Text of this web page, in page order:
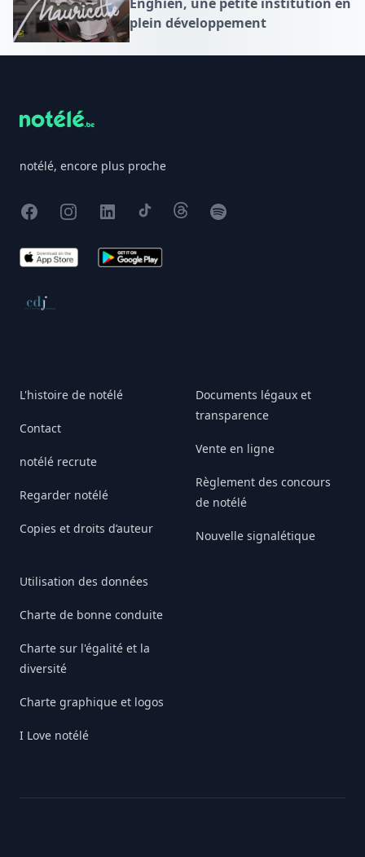
plein développement
notélé, encore plus proche
FacebookInstagram
X TikTokThreadsSpotify
App Store Google Play
Conseil de déontologie journalistique
L'histoire de notélé
Contact
notélé recrute
Regarder notélé
Copies et droits d’auteur
Utilisation des données
Charte de bonne conduite
Charte sur l'égalité et la
diversité
Charte graphique et logos
I Love notélé
Documents légaux et
transparence
Vente en ligne
Règlement des concours
de notélé
Nouvelle signalétique